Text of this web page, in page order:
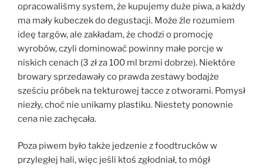
opracowaliśmy system, że kupujemy duże piwa, a każdy
ma mały kubeczek do degustacji. Może źle rozumiem
ideę targów, ale zakładam, że chodzi o promocję
wyrobów, czyli dominować powinny małe porcje w
niskich cenach (3 zł za 100 ml brzmi dobrze). Niektóre
browary sprzedawały co prawda zestawy bodajże
sześciu próbek na tekturowej tacce z otworami. Pomysł
niezły, choć nie unikamy plastiku. Niestety ponownie
cena nie zachęcała.
Poza piwem było także jedzenie z foodtrucków w
przyległej hali, więc jeśli ktoś zgłodniał, to mógł